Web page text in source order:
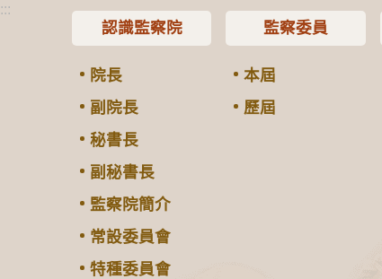
:::
認識監察院
院長
副院長
秘書長
副秘書長
監察院簡介
常設委員會
特種委員會
監察委員
本屆
歷屆